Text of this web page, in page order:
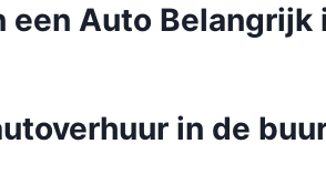
een Auto
in de